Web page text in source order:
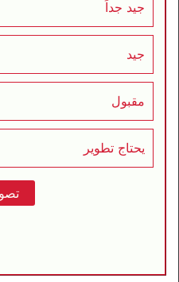
جيد جداً
جيد
مقبول
يحتاج تطوير